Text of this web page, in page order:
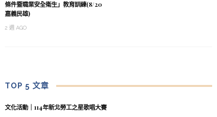
條件暨職業安全衛生」教育訓練(8/20
嘉義民雄)
2 週 AGO
TOP 5 文章
文化活動｜114年新北勞工之星歌唱大賽